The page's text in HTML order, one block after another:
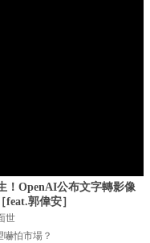
！OpenAI公布文字轉影像
郭偉安］
世
嚇怕市場？